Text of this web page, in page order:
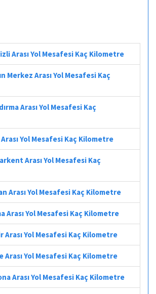
Arası Yol Mesafesi Kaç Kilometre
Merkez Arası Yol Mesafesi Kaç
Arası Yol Mesafesi Kaç
Yol Mesafesi Kaç Kilometre
Arası Yol Mesafesi Kaç
Arası Yol Mesafesi Kaç Kilometre
Arası Yol Mesafesi Kaç Kilometre
Arası Yol Mesafesi Kaç Kilometre
Arası Yol Mesafesi Kaç Kilometre
Arası Yol Mesafesi Kaç Kilometre